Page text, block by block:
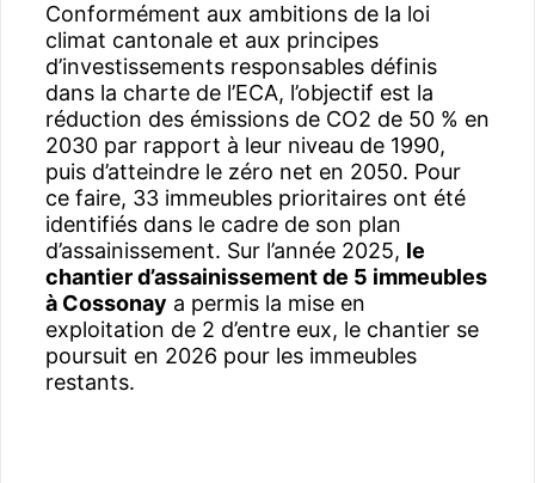
Conformément aux ambitions de la loi
climat cantonale et aux principes
d’investissements responsables définis
dans la charte de l’ECA, l’objectif est la
réduction des émissions de CO2 de 50 % en
2030 par rapport à leur niveau de 1990,
puis d’atteindre le zéro net en 2050. Pour
ce faire, 33 immeubles prioritaires ont été
identifiés dans le cadre de son plan
d’assainissement. Sur l’année 2025, le
chantier d’assainissement de 5 immeubles
à Cossonay a permis la mise en
exploitation de 2 d’entre eux, le chantier se
poursuit en 2026 pour les immeubles
restants.